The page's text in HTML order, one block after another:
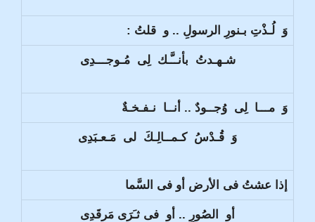
وَ لُـذْتِ بـنورِ الرسولِ .. و قلتُ :
شـهـدتُ بأنــَّـك لِى مُـوجـــدِى
وَ مـــا لِى وُجــودٌ .. أنــا نـفـخـةٌ
وَ قُـدْسُ كـمــالِـكَ لى مَـعـبَدِى
إذا عشتُ فى الأرض أو فى السَّما
أو الصُورِ .. أو فى ثـَرَى مَرقَدِى